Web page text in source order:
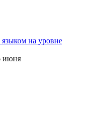
на уровне
июня